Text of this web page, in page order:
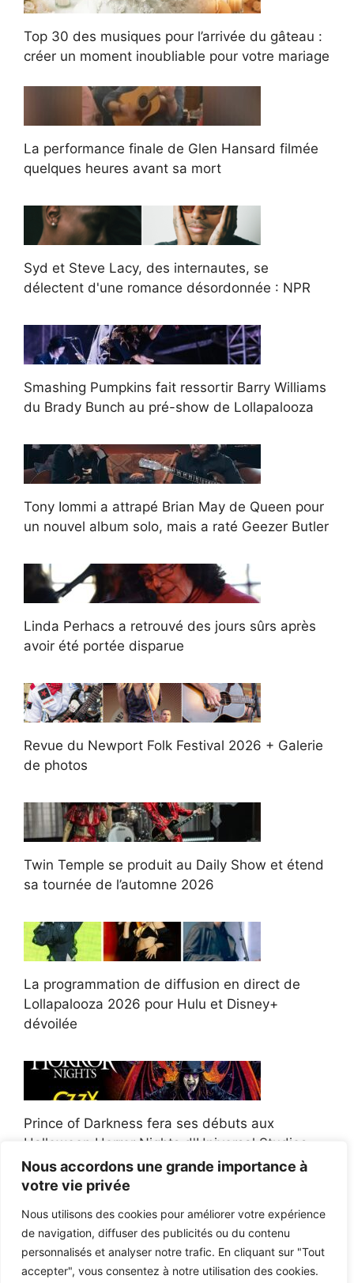
Nous accordons une grande importance à
votre vie privée
Nous utilisons des cookies pour améliorer votre expérience
de navigation, diffuser des publicités ou du contenu
personnalisés et analyser notre trafic. En cliquant sur "Tout
accepter", vous consentez à notre utilisation des cookies.
Top 30 des musiques pour l’arrivée du gâteau :
créer un moment inoubliable pour votre mariage
La performance finale de Glen Hansard filmée
quelques heures avant sa mort
Syd et Steve Lacy, des internautes, se
délectent d'une romance désordonnée : NPR
Smashing Pumpkins fait ressortir Barry Williams
du Brady Bunch au pré-show de Lollapalooza
Tony Iommi a attrapé Brian May de Queen pour
un nouvel album solo, mais a raté Geezer Butler
Linda Perhacs a retrouvé des jours sûrs après
avoir été portée disparue
Revue du Newport Folk Festival 2026 + Galerie
de photos
Twin Temple se produit au Daily Show et étend
sa tournée de l’automne 2026
La programmation de diffusion en direct de
Lollapalooza 2026 pour Hulu et Disney+
dévoilée
Prince of Darkness fera ses débuts aux
Halloween Horror Nights d'Universal Studios
Afroman poursuit un policier de l'Ohio après la
victoire du jury en diffamation